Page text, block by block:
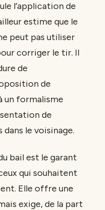
l’application de
estime que le
peut pas utiliser
corriger le tir. Il
de
de
un formalisme
de
le voisinage.
bail est le garant
qui souhaitent
Elle offre une
exige, de la part